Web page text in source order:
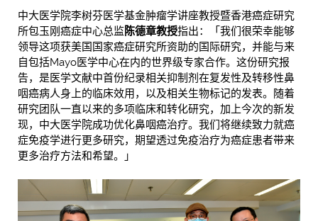
中大医学院李树芬医学基金肿瘤学讲座教授暨香港癌症研究
所包玉刚癌症中心总监陈德章教授指出：「我们很荣幸能够
领导这项获美国国家癌症研究所资助的国际研究，并能与来
自包括Mayo医学中心在内的世界级专家合作。这份研究报
告，是医学文献中首份纪录相关抑制剂在复发性及转移性鼻
咽癌病人身上的临床效用，以及相关生物标记的发表。随着
研究团队一直以来的多项临床和转化研究，加上今次的新发
现，中大医学院成功优化鼻咽癌治疗。我们将继续致力就癌
症免疫学进行更多研究，期望透过免疫治疗为癌症患者带来
更多治疗方法和希望。」